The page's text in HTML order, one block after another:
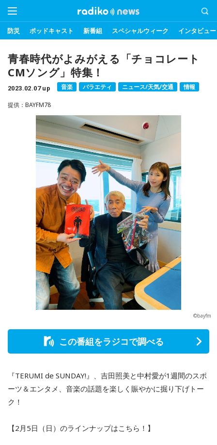
防災 ポッドキャスト 新番組 スペシャルウィーク インタビュー
青春時代がよみがえる「チョコレート
CMソング」特集！
2023.02.07 up 音楽 バラエティ ニュース/天気/交通 情報
提供：BAYFM78
©bayfm
この番組をラジコで調べる
『TERUMI de SUNDAY!』、吉田照美と中村愛が1週間のスポ
ーツ＆エンタメ、音楽の話題を楽しく賑やかに掘り下げトー
ク！
【2月5日（日）のラインナップはこちら！】